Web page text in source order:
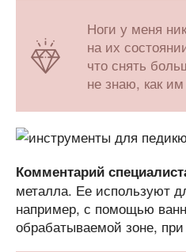
Ноги у меня
на их
что снять
не знаю, как
Комментарий
металла. Ее используют
например, с помощью
обрабатываемой зоне,